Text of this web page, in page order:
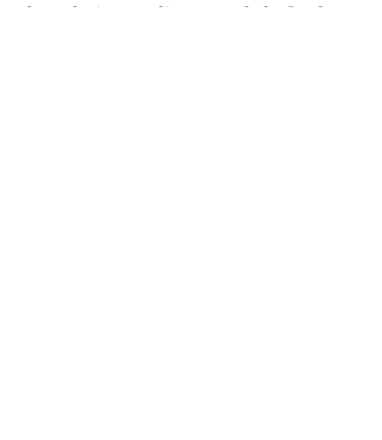
des relations Eglise-Etat de la fin de